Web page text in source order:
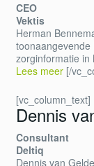
CEO
Vektis
Herman
toonaangevende
zorginformatie in
Lees meer [/
[vc_column_text]
Dennis
Consultant
Deltiq
Dennis van